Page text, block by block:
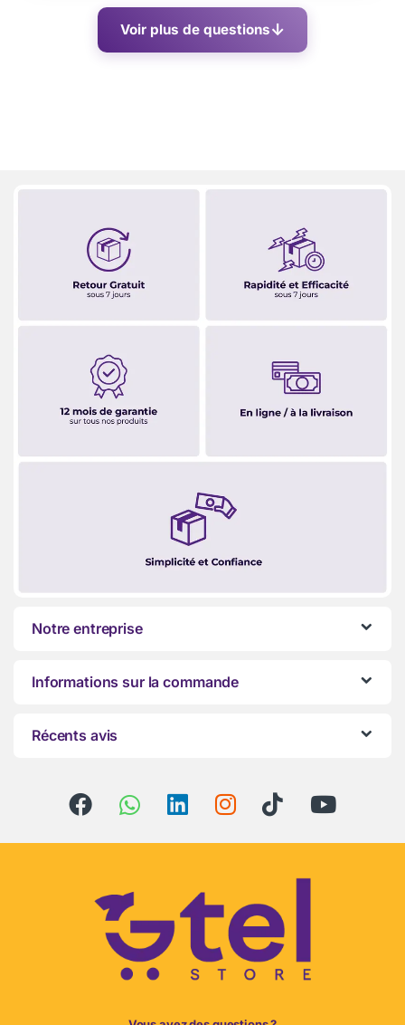
Voir plus de questions
Notre entreprise
Informations sur la commande
Récents avis